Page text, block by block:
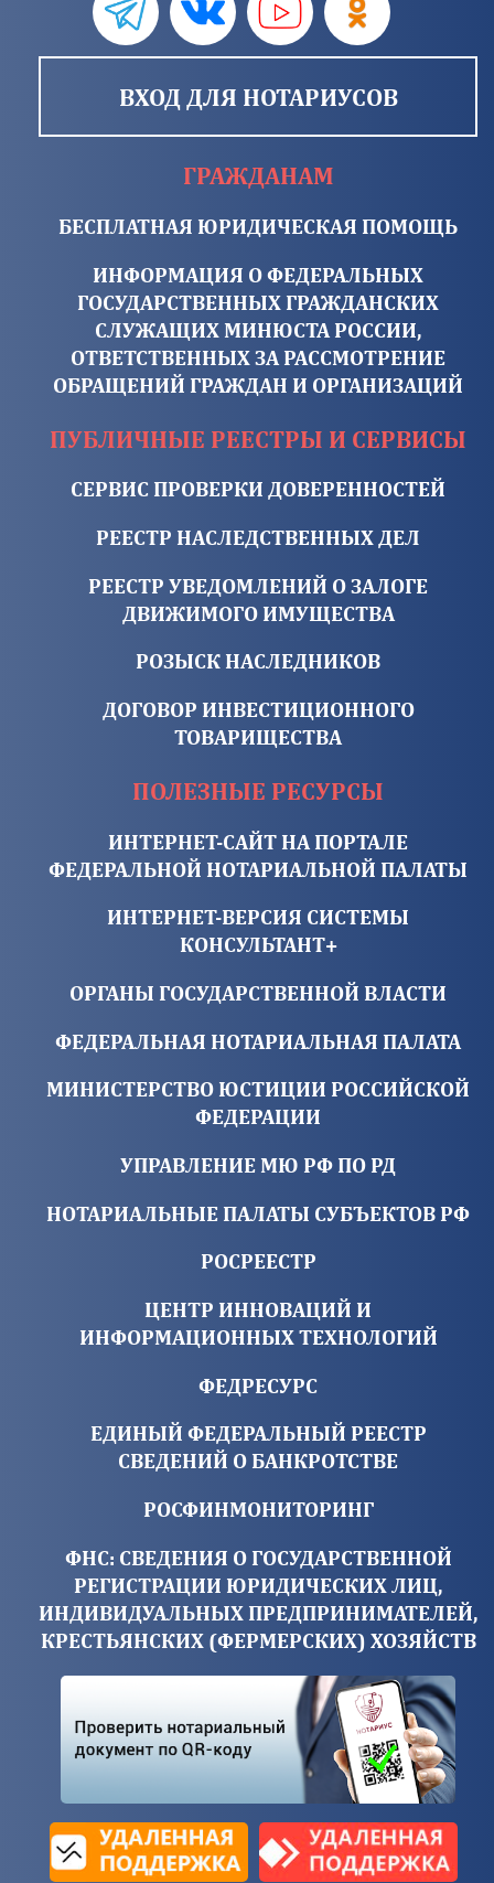
ВХОД ДЛЯ НОТАРИУСОВ
ГРАЖДАНАМ
БЕСПЛАТНАЯ ЮРИДИЧЕСКАЯ ПОМОЩЬ
ИНФОРМАЦИЯ О ФЕДЕРАЛЬНЫХ
ГОСУДАРСТВЕННЫХ ГРАЖДАНСКИХ
СЛУЖАЩИХ МИНЮСТА РОССИИ,
ОТВЕТСТВЕННЫХ ЗА РАССМОТРЕНИЕ
ОБРАЩЕНИЙ ГРАЖДАН И ОРГАНИЗАЦИЙ
ПУБЛИЧНЫЕ РЕЕСТРЫ И СЕРВИСЫ
СЕРВИС ПРОВЕРКИ ДОВЕРЕННОСТЕЙ
РЕЕСТР НАСЛЕДСТВЕННЫХ ДЕЛ
РЕЕСТР УВЕДОМЛЕНИЙ О ЗАЛОГЕ
ДВИЖИМОГО ИМУЩЕСТВА
РОЗЫСК НАСЛЕДНИКОВ
ДОГОВОР ИНВЕСТИЦИОННОГО
ТОВАРИЩЕСТВА
ПОЛЕЗНЫЕ РЕСУРСЫ
ИНТЕРНЕТ-САЙТ НА ПОРТАЛЕ
ФЕДЕРАЛЬНОЙ НОТАРИАЛЬНОЙ ПАЛАТЫ
ИНТЕРНЕТ-ВЕРСИЯ СИСТЕМЫ
КОНСУЛЬТАНТ+
ОРГАНЫ ГОСУДАРСТВЕННОЙ ВЛАСТИ
ФЕДЕРАЛЬНАЯ НОТАРИАЛЬНАЯ ПАЛАТА
МИНИСТЕРСТВО ЮСТИЦИИ РОССИЙСКОЙ
ФЕДЕРАЦИИ
УПРАВЛЕНИЕ МЮ РФ ПО РД
НОТАРИАЛЬНЫЕ ПАЛАТЫ СУБЪЕКТОВ РФ
РОСРЕЕСТР
ЦЕНТР ИННОВАЦИЙ И
ИНФОРМАЦИОННЫХ ТЕХНОЛОГИЙ
ФЕДРЕСУРС
ЕДИНЫЙ ФЕДЕРАЛЬНЫЙ РЕЕСТР
СВЕДЕНИЙ О БАНКРОТСТВЕ
РОСФИНМОНИТОРИНГ
ФНС: СВЕДЕНИЯ О ГОСУДАРСТВЕННОЙ
РЕГИСТРАЦИИ ЮРИДИЧЕСКИХ ЛИЦ,
ИНДИВИДУАЛЬНЫХ ПРЕДПРИНИМАТЕЛЕЙ,
КРЕСТЬЯНСКИХ (ФЕРМЕРСКИХ) ХОЗЯЙСТВ